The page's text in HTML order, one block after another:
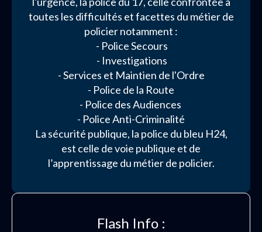
toutes les difficultés et facettes du métier de
policier notamment :
- Police Secours
- Investigations
- Services et Maintien de l'Ordre
- Police de la Route
- Police des Audiences
- Police Anti-Criminalité
La sécurité publique, la police du bleu H24,
est celle de voie publique et de
l’apprentissage du métier de policier.
Flash Info :